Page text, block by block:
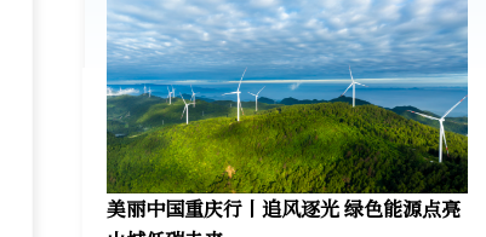
美丽中国重庆行丨追风逐光 绿色能源点亮